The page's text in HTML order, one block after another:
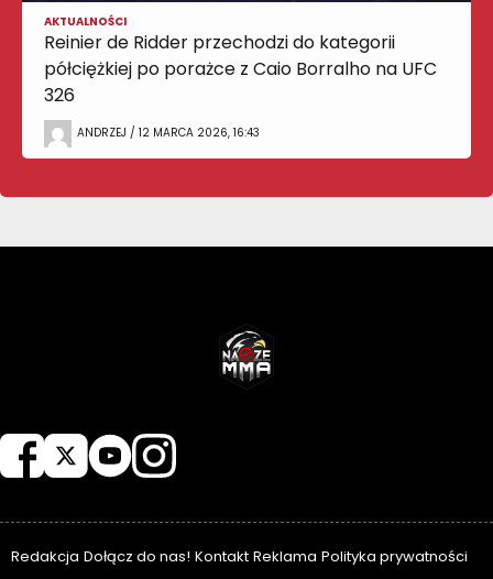
AKTUALNOŚCI
Reinier de Ridder przechodzi do kategorii
półciężkiej po porażce z Caio Borralho na UFC
326
ANDRZEJ / 12 MARCA 2026, 16:43
Redakcja Dołącz do nas! Kontakt Reklama Polityka prywatności